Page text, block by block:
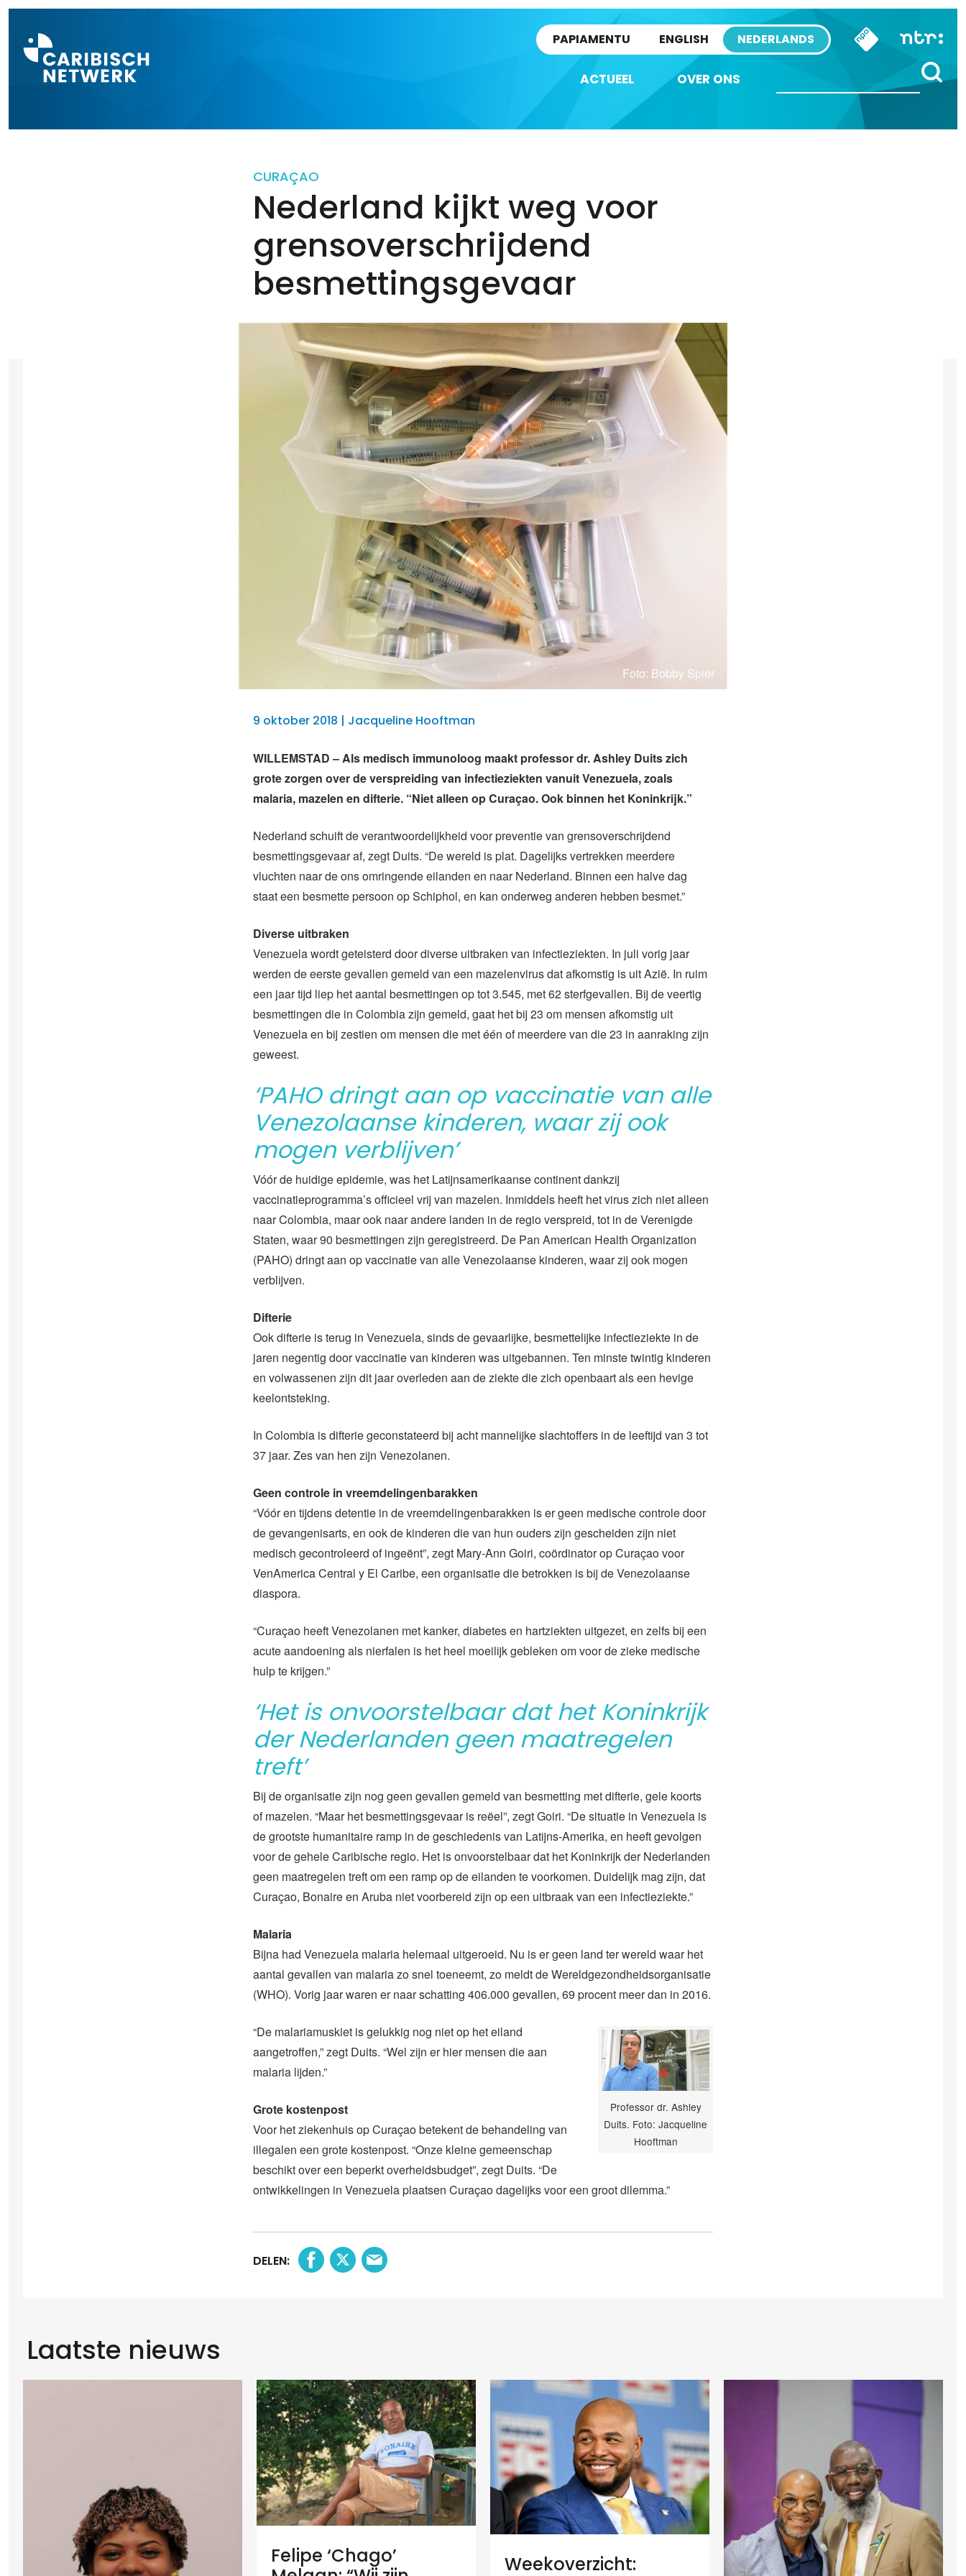
PAPIAMENTU ENGLISH NEDERLANDS
ACTUEEL OVER ONS
CURAÇAO
Nederland kijkt weg voor
grensoverschrijdend
besmettingsgevaar
Foto: Bobby Spier
9 oktober 2018 | Jacqueline Hooftman
WILLEMSTAD – Als medisch immunoloog maakt professor dr. Ashley Duits zich
grote zorgen over de verspreiding van infectieziekten vanuit Venezuela, zoals
malaria, mazelen en difterie. “Niet alleen op Curaçao. Ook binnen het Koninkrijk.”
Nederland schuift de verantwoordelijkheid voor preventie van grensoverschrijdend
besmettingsgevaar af, zegt Duits. “De wereld is plat. Dagelijks vertrekken meerdere
vluchten naar de ons omringende eilanden en naar Nederland. Binnen een halve dag
staat een besmette persoon op Schiphol, en kan onderweg anderen hebben besmet.”
Diverse uitbraken
Venezuela wordt geteisterd door diverse uitbraken van infectieziekten. In juli vorig jaar
werden de eerste gevallen gemeld van een mazelenvirus dat afkomstig is uit Azië. In ruim
een jaar tijd liep het aantal besmettingen op tot 3.545, met 62 sterfgevallen. Bij de veertig
besmettingen die in Colombia zijn gemeld, gaat het bij 23 om mensen afkomstig uit
Venezuela en bij zestien om mensen die met één of meerdere van die 23 in aanraking zijn
geweest.
‘PAHO dringt aan op vaccinatie van alle
Venezolaanse kinderen, waar zij ook
mogen verblijven’
Vóór de huidige epidemie, was het Latijnsamerikaanse continent dankzij
vaccinatieprogramma’s officieel vrij van mazelen. Inmiddels heeft het virus zich niet alleen
naar Colombia, maar ook naar andere landen in de regio verspreid, tot in de Verenigde
Staten, waar 90 besmettingen zijn geregistreerd. De Pan American Health Organization
(PAHO) dringt aan op vaccinatie van alle Venezolaanse kinderen, waar zij ook mogen
verblijven.
Difterie
Ook difterie is terug in Venezuela, sinds de gevaarlijke, besmettelijke infectieziekte in de
jaren negentig door vaccinatie van kinderen was uitgebannen. Ten minste twintig kinderen
en volwassenen zijn dit jaar overleden aan de ziekte die zich openbaart als een hevige
keelontsteking.
In Colombia is difterie geconstateerd bij acht mannelijke slachtoffers in de leeftijd van 3 tot
37 jaar. Zes van hen zijn Venezolanen.
Geen controle in vreemdelingenbarakken
“Vóór en tijdens detentie in de vreemdelingenbarakken is er geen medische controle door
de gevangenisarts, en ook de kinderen die van hun ouders zijn gescheiden zijn niet
medisch gecontroleerd of ingeënt”, zegt Mary-Ann Goiri, coördinator op Curaçao voor
VenAmerica Central y El Caribe, een organisatie die betrokken is bij de Venezolaanse
diaspora.
“Curaçao heeft Venezolanen met kanker, diabetes en hartziekten uitgezet, en zelfs bij een
acute aandoening als nierfalen is het heel moeilijk gebleken om voor de zieke medische
hulp te krijgen.”
‘Het is onvoorstelbaar dat het Koninkrijk
der Nederlanden geen maatregelen
treft’
Bij de organisatie zijn nog geen gevallen gemeld van besmetting met difterie, gele koorts
of mazelen. “Maar het besmettingsgevaar is reëel”, zegt Goiri. “De situatie in Venezuela is
de grootste humanitaire ramp in de geschiedenis van Latijns-Amerika, en heeft gevolgen
voor de gehele Caribische regio. Het is onvoorstelbaar dat het Koninkrijk der Nederlanden
geen maatregelen treft om een ramp op de eilanden te voorkomen. Duidelijk mag zijn, dat
Curaçao, Bonaire en Aruba niet voorbereid zijn op een uitbraak van een infectieziekte.”
Malaria
Bijna had Venezuela malaria helemaal uitgeroeid. Nu is er geen land ter wereld waar het
aantal gevallen van malaria zo snel toeneemt, zo meldt de Wereldgezondheidsorganisatie
(WHO). Vorig jaar waren er naar schatting 406.000 gevallen, 69 procent meer dan in 2016.
Professor dr. Ashley
Duits. Foto: Jacqueline
Hooftman
“De malariamuskiet is gelukkig nog niet op het eiland
aangetroffen,” zegt Duits. “Wel zijn er hier mensen die aan
malaria lijden.”
Grote kostenpost
Voor het ziekenhuis op Curaçao betekent de behandeling van
illegalen een grote kostenpost. “Onze kleine gemeenschap
beschikt over een beperkt overheidsbudget”, zegt Duits. “De
ontwikkelingen in Venezuela plaatsen Curaçao dagelijks voor een groot dilemma.”
DELEN:
Laatste nieuws
Felipe ‘Chago’
Weekoverzicht: